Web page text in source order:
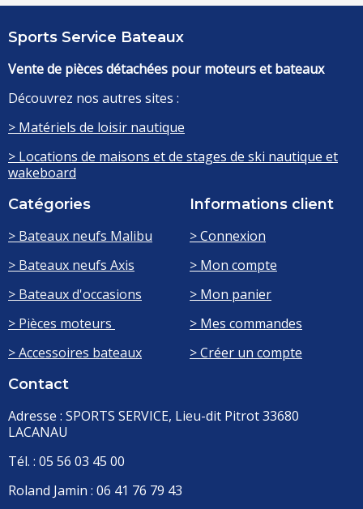
Sports Service Bateaux
Vente de pièces détachées pour moteurs et bateaux
Découvrez nos autres sites :
> Matériels de loisir nautique
> Locations de maisons et de stages de ski nautique et
wakeboard
Catégories
> Bateaux neufs Malibu
> Bateaux neufs Axis
> Bateaux d'occasions
> Pièces moteurs
> Accessoires bateaux
Informations client
> Connexion
> Mon compte
> Mon panier
> Mes commandes
> Créer un compte
Contact
Adresse : SPORTS SERVICE, Lieu-dit Pitrot 33680
LACANAU
Tél. : 05 56 03 45 00
Roland Jamin : 06 41 76 79 43